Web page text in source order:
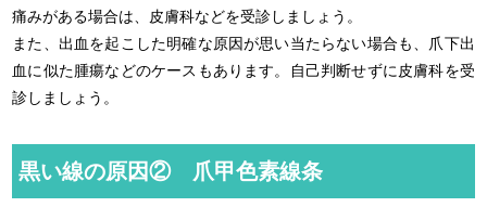
痛みがある場合は、皮膚科などを受診しましょう。
また、出血を起こした明確な原因が思い当たらない場合も、爪下出
血に似た腫瘍などのケースもあります。自己判断せずに皮膚科を受
診しましょう。
黒い線の原因② 爪甲色素線条